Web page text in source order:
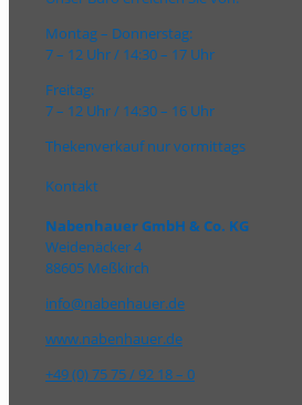
Montag – Donnerstag:
7 – 12 Uhr / 14:30 – 17 Uhr
Freitag:
7 – 12 Uhr / 14:30 – 16 Uhr
Thekenverkauf nur vormittags
Kontakt
Nabenhauer GmbH & Co. KG
Weidenäcker 4
88605 Meßkirch
info@nabenhauer.de
www.nabenhauer.de
+49 (0) 75 75 / 92 18 – 0